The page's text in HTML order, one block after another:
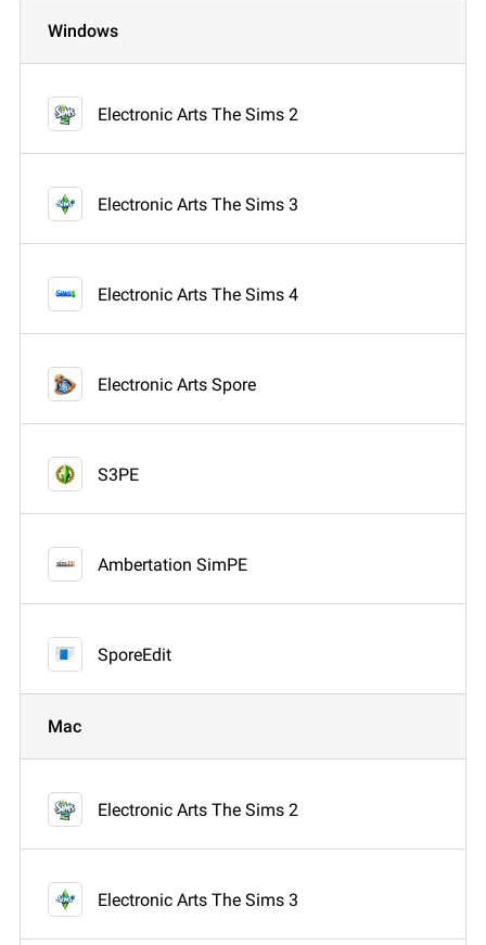
Windows
Electronic Arts The Sims 2
Electronic Arts The Sims 3
Electronic Arts The Sims 4
Electronic Arts Spore
S3PE
Ambertation SimPE
SporeEdit
Mac
Electronic Arts The Sims 2
Electronic Arts The Sims 3